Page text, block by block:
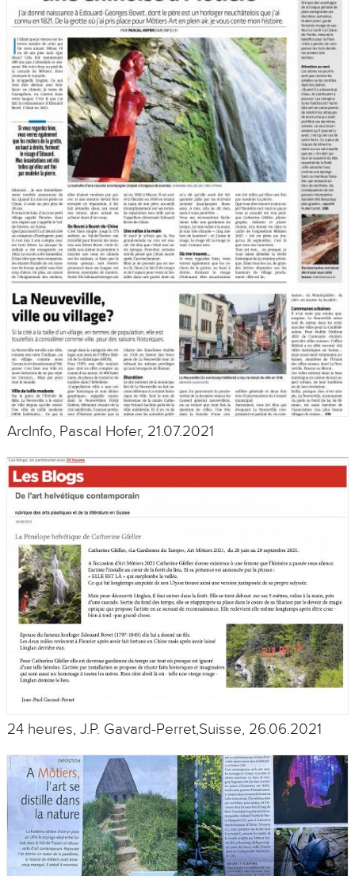
ArcInfo, Pascal Hofer, 21.07.2021
24 heures, J.P. Gavard-Perret,Suisse, 26.06.2021